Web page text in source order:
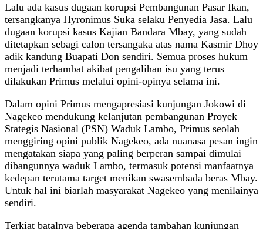
Lalu ada kasus dugaan korupsi Pembangunan Pasar Ikan,
tersangkanya Hyronimus Suka selaku Penyedia Jasa. Lalu
dugaan korupsi kasus Kajian Bandara Mbay, yang sudah
ditetapkan sebagi calon tersangaka atas nama Kasmir Dhoy
adik kandung Buapati Don sendiri. Semua proses hukum
menjadi terhambat akibat pengalihan isu yang terus
dilakukan Primus melalui opini-opinya selama ini.
Dalam opini Primus mengapresiasi kunjungan Jokowi di
Nagekeo mendukung kelanjutan pembangunan Proyek
Stategis Nasional (PSN) Waduk Lambo, Primus seolah
menggiring opini publik Nagekeo, ada nuanasa pesan ingin
mengatakan siapa yang paling berperan sampai dimulai
dibangunnya waduk Lambo, termasuk potensi manfaatnya
kedepan terutama target menikan swasembada beras Mbay.
Untuk hal ini biarlah masyarakat Nagekeo yang menilainya
sendiri.
Terkiat batalnya beberapa agenda tambahan kunjungan